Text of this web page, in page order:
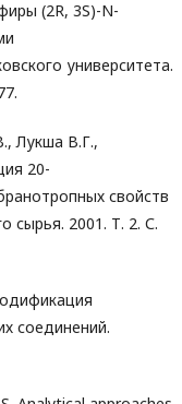
(2R, 3S)-N-
университета.
Лукша В.Г.,
20-
свойств
сырья. 2001. Т. 2. С.
соединений.